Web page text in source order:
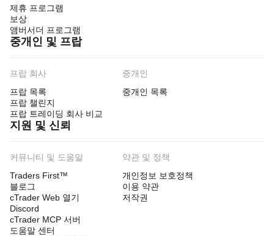
제휴 프로그램
보상
앰버서더 프로그램
중개인 및 프랍
프랍 회사
프랍 목록
프랍 챌린지
프랍 트레이딩 회사 비교
중개인
중개인 목록
지원 및 신뢰
커뮤니티 및 도움말
Traders First™
블로그
cTrader Web 열기
Discord
cTrader MCP 서버
도움말 센터
약관 및 정책
개인정보 보호정책
이용 약관
저작권